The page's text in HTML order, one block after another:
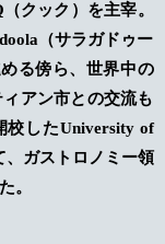
クック）を主宰。
（サラガドゥー
る傍ら、世界中の
アン市との交流も
校したUniversity of
ガストロノミー領
。